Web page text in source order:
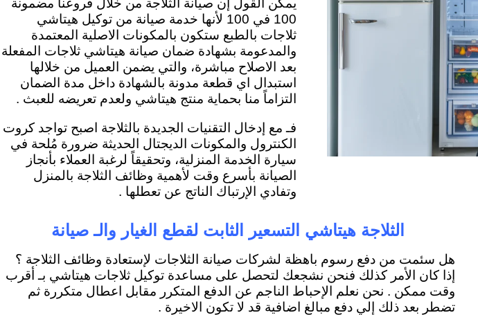
يمكن القول إن صيانة الثلاجة من خلال فروعنا مضمونة
100 في 100 لأنها خدمة صيانة من توكيل هيتاشي
ثلاجات بالطبع ستكون بالمكونات الاصلية المعتمدة
والمدعومة بشهادة ضمان صيانة هيتاشي ثلاجات المفعلة
بعد الاصلاح مباشرة، والتي يضمن العميل من خلالها
استبدال اي قطعة مدونة بالشهادة داخل مدة الضمان
التزاماً منا بحماية منتج هيتاشي ولعدم تعريضه للعبث .
فـ مع إدخال التقنيات الجديدة بالثلاجة اصبح تواجد كروت
الكنترول والمكونات الديجتال الحديثة ضرورة مُلحة في
سيارة الخدمة المنزلية، وتحقيقاً لرغبة العملاء بأنجاز
الصيانة بأسرع وقت لأهمية وظائف الثلاجة بالمنزل
وتفادي الإرتباك الناتج عن تعطلها .
الثلاجة هيتاشي التسعير الثابت لقطع الغيار والـ صيانة
هل سئمت من دفع رسوم باهظة لشركات صيانة الثلاجات لإستعادة وظائف الثلاجة ؟
إذا كان الأمر كذلك فنحن نشجعك لتحصل على مساعدة توكيل ثلاجات هيتاشي بـ أقرب
وقت ممكن . نحن نعلم الإحباط الناجم عن الدفع المتكرر مقابل اعطال متكررة ثم
تضطر بعد ذلك إلي دفع مبالغ اضافية قد لا تكون الاخيرة .